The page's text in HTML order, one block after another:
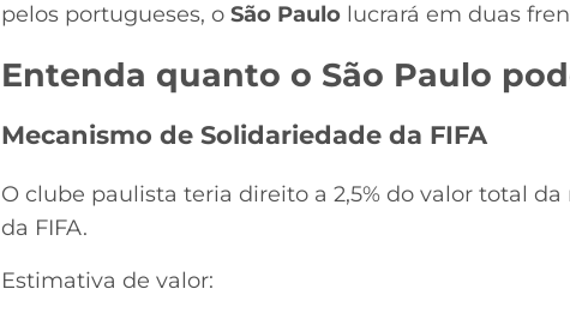
pelos portugueses, o São Paulo lucrará em duas
Entenda quanto o São Paulo
Mecanismo de Solidariedade da FIFA
O clube paulista teria direito a 2,5% do valor total
da FIFA.
Estimativa de valor: